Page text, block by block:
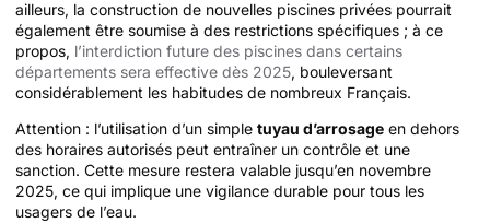
ailleurs, la construction de nouvelles piscines privées pourrait
également être soumise à des restrictions spécifiques ; à ce
propos, l’interdiction future des piscines dans certains
départements sera effective dès 2025, bouleversant
considérablement les habitudes de nombreux Français.
Attention : l’utilisation d’un simple tuyau d’arrosage en dehors
des horaires autorisés peut entraîner un contrôle et une
sanction. Cette mesure restera valable jusqu’en novembre
2025, ce qui implique une vigilance durable pour tous les
usagers de l’eau.